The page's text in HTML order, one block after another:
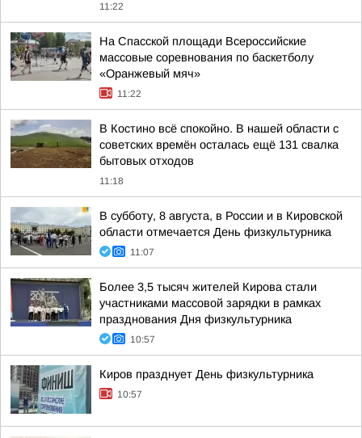
11:22
На Спасской площади Всероссийские
массовые соревнования по баскетболу
«Оранжевый мяч»
11:22
В Костино всё спокойно. В нашей области с
советских времён осталась ещё 131 свалка
бытовых отходов
11:18
В субботу, 8 августа, в России и в Кировской
области отмечается День физкультурника
11:07
Более 3,5 тысяч жителей Кирова стали
участниками массовой зарядки в рамках
празднования Дня физкультурника
10:57
Киров празднует День физкультурника
10:57